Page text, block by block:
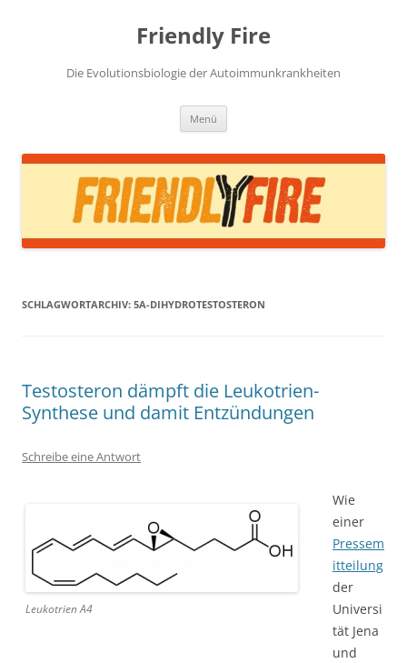
Friendly Fire
Die Evolutionsbiologie der Autoimmunkrankheiten
Menü
SCHLAGWORTARCHIV: 5Α-DIHYDROTESTOSTERON
Testosteron dämpft die Leukotrien-
Synthese und damit Entzündungen
Schreibe eine Antwort
Leukotrien A4
Wie
einer
Pressem
itteilung
der
Universi
tät Jena
und